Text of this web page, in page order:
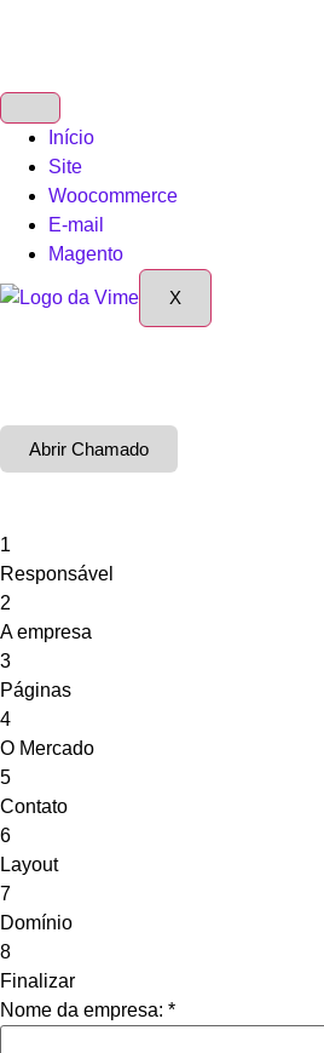
Início
Site
Woocommerce
E-mail
Magento
X
Abrir Chamado
1
Responsável
2
A empresa
3
Páginas
4
O Mercado
5
Contato
6
Layout
7
Domínio
8
Finalizar
Nome da empresa: *